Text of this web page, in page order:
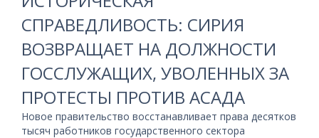
СПРАВЕДЛИВОСТЬ: СИРИЯ
ВОЗВРАЩАЕТ НА ДОЛЖНОСТИ
ГОССЛУЖАЩИХ, УВОЛЕННЫХ ЗА
ПРОТЕСТЫ ПРОТИВ АСАДА
Новое правительство восстанавливает права десятков
тысяч работников государственного сектора